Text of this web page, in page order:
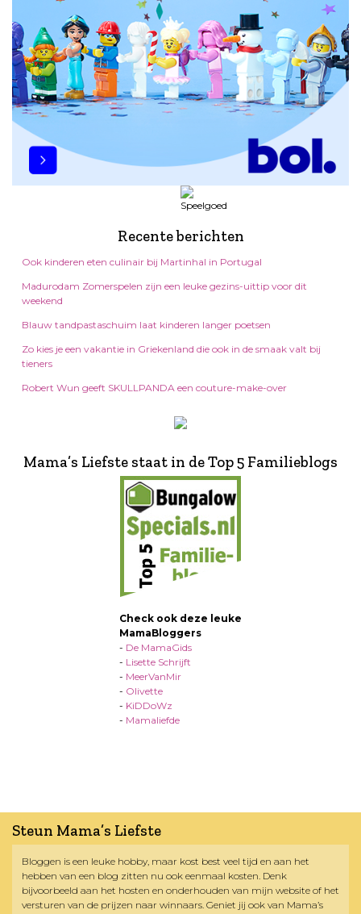
Recente berichten
Ook kinderen eten culinair bij Martinhal in Portugal
Madurodam Zomerspelen zijn een leuke gezins-uittip voor dit
weekend
Blauw tandpastaschuim laat kinderen langer poetsen
Zo kies je een vakantie in Griekenland die ook in de smaak valt bij
tieners
Robert Wun geeft SKULLPANDA een couture-make-over
Mama’s Liefste staat in de Top 5 Familieblogs
Check ook deze leuke
MamaBloggers
- De MamaGids
- Lisette Schrijft
- MeerVanMir
- Olivette
- KiDDoWz
- Mamaliefde
Steun Mama’s Liefste
Bloggen is een leuke hobby, maar kost best veel tijd en aan het
hebben van een blog zitten nu ook eenmaal kosten. Denk
bijvoorbeeld aan het hosten en onderhouden van mijn website of het
versturen van de prijzen naar winnaars. Geniet jij ook van Mama’s